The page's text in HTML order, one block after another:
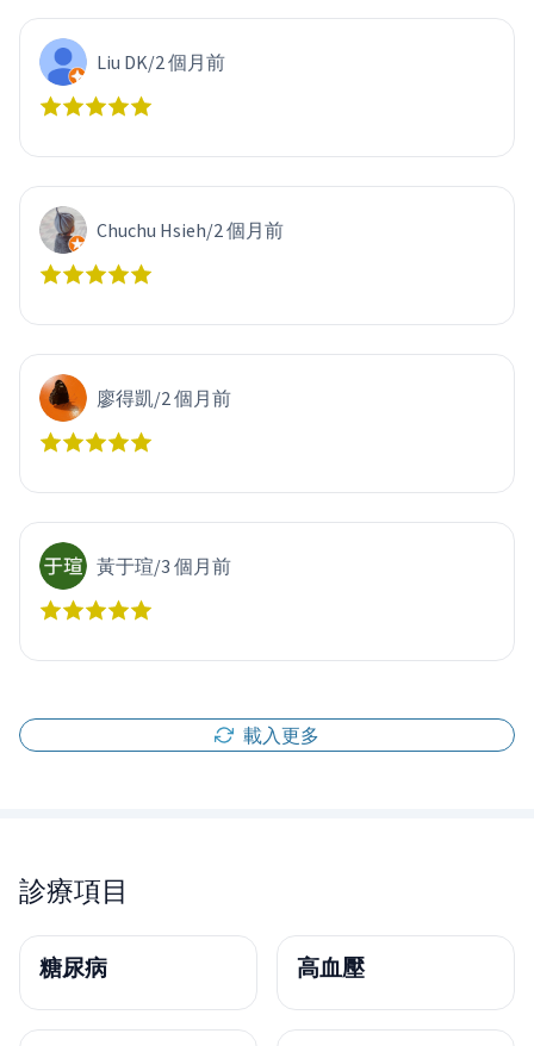
Liu DK/2 個月前
Chuchu Hsieh/2 個月前
廖得凱/2 個月前
黃于瑄/3 個月前
載入更多
診療項目
糖尿病 高血壓